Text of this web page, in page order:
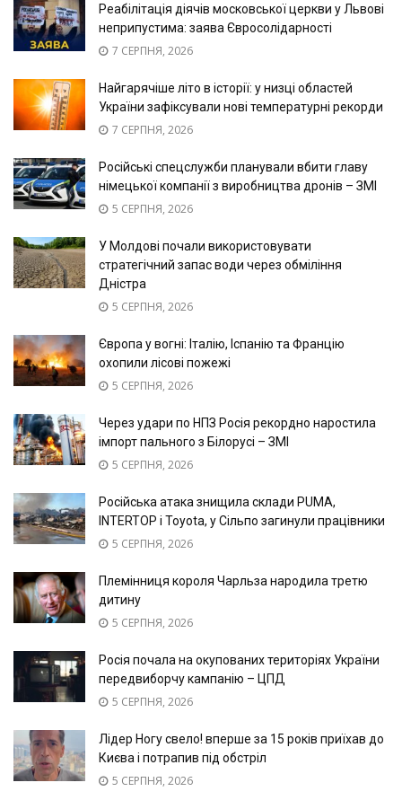
Реабілітація діячів московської церкви у Львові
неприпустима: заява Євросолідарності
7 СЕРПНЯ, 2026
Найгарячіше літо в історії: у низці областей
України зафіксували нові температурні рекорди
7 СЕРПНЯ, 2026
Російські спецслужби планували вбити главу
німецької компанії з виробництва дронів – ЗМІ
5 СЕРПНЯ, 2026
У Молдові почали використовувати
стратегічний запас води через обміління
Дністра
5 СЕРПНЯ, 2026
Європа у вогні: Італію, Іспанію та Францію
охопили лісові пожежі
5 СЕРПНЯ, 2026
Через удари по НПЗ Росія рекордно наростила
імпорт пального з Білорусі – ЗМІ
5 СЕРПНЯ, 2026
Російська атака знищила склади PUMA,
INTERTOP і Toyota, у Сільпо загинули працівники
5 СЕРПНЯ, 2026
Племінниця короля Чарльза народила третю
дитину
5 СЕРПНЯ, 2026
Росія почала на окупованих територіях України
передвиборчу кампанію – ЦПД
5 СЕРПНЯ, 2026
Лідер Ногу свело! вперше за 15 років приїхав до
Києва і потрапив під обстріл
5 СЕРПНЯ, 2026